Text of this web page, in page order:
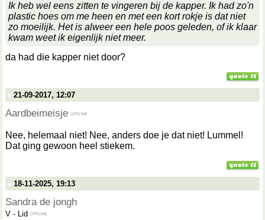
Ik heb wel eens zitten te vingeren bij de kapper. Ik had zo'n
plastic hoes om me heen en met een kort rokje is dat niet
zo moeilijk. Het is alweer een hele poos geleden, of ik klaar
kwam weet ik eigenlijk niet meer.
da had die kapper niet door?
21-09-2017, 12:07
Aardbeimeisje
Nee, helemaal niet! Nee, anders doe je dat niet! Lummel!
Dat ging gewoon heel stiekem.
18-11-2025, 19:13
Sandra de jongh
V - Lid